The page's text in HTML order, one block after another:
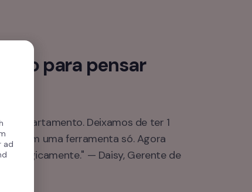
para pensar
departamento. Deixamos de ter 1
em uma ferramenta só. Agora
— Daisy, Gerente de
ad